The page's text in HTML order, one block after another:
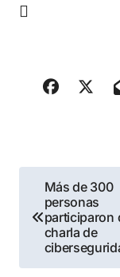

de
Más de 300
personas
participaron
charla de